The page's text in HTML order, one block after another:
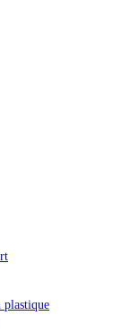
plastique